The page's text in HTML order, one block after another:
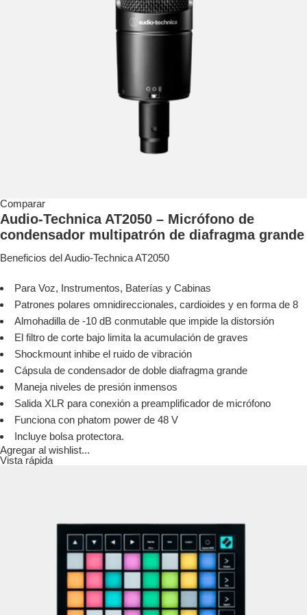
Comparar
Audio-Technica AT2050 – Micrófono de
condensador multipatrón de diafragma grande
Beneficios del Audio-Technica AT2050
Para Voz, Instrumentos, Baterías y Cabinas
Patrones polares omnidireccionales, cardioides y en forma de 8
Almohadilla de -10 dB conmutable que impide la distorsión
El filtro de corte bajo limita la acumulación de graves
Shockmount inhibe el ruido de vibración
Cápsula de condensador de doble diafragma grande
Maneja niveles de presión inmensos
Salida XLR para conexión a preamplificador de micrófono
Funciona con phatom power de 48 V
Incluye bolsa protectora.
Agregar al wishlist...
Vista rápida